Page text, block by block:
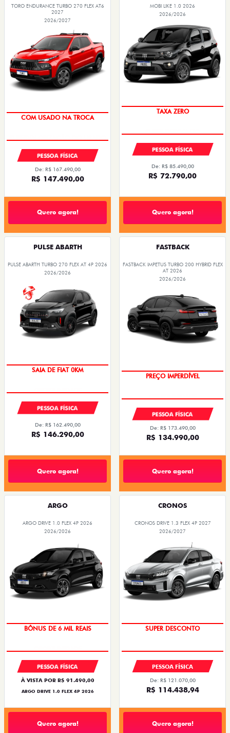
TORO ENDURANCE TURBO 270 FLEX AT6
2027
2026/2027
COM USADO NA TROCA
PESSOA FÍSICA
De: R$ 167.490,00
R$ 147.490,00
Quero agora!
MOBI LIKE 1.0 2026
2026/2026
TAXA ZERO
PESSOA FÍSICA
De: R$ 85.490,00
R$ 72.790,00
Quero agora!
PULSE ABARTH
PULSE ABARTH TURBO 270 FLEX AT 4P 2026
2026/2026
SAIA DE FIAT 0KM
PESSOA FÍSICA
De: R$ 162.490,00
R$ 146.290,00
Quero agora!
FASTBACK
FASTBACK IMPETUS TURBO 200 HYBRID FLEX
AT 2026
2026/2026
PREÇO IMPERDÍVEL
PESSOA FÍSICA
De: R$ 173.490,00
R$ 134.990,00
Quero agora!
ARGO
ARGO DRIVE 1.0 FLEX 4P 2026
2026/2026
BÔNUS DE 6 MIL REAIS
PESSOA FÍSICA
À VISTA POR R$ 91.490,00
ARGO DRIVE 1.0 FLEX 4P 2026
Quero agora!
CRONOS
CRONOS DRIVE 1.3 FLEX 4P 2027
2026/2027
SUPER DESCONTO
PESSOA FÍSICA
De: R$ 121.070,00
R$ 114.438,94
Quero agora!